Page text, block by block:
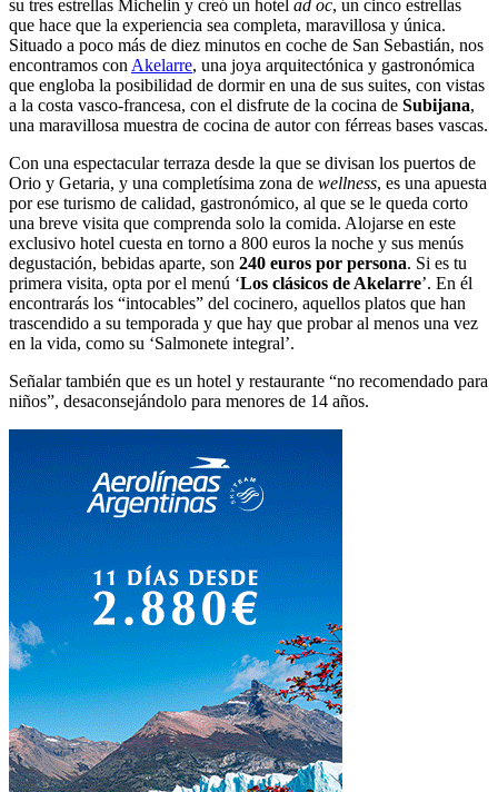
su tres estrellas Michelin y creó un hotel ad oc, un cinco estrellas
que hace que la experiencia sea completa, maravillosa y única.
Situado a poco más de diez minutos en coche de San Sebastián, nos
encontramos con Akelarre, una joya arquitectónica y gastronómica
que engloba la posibilidad de dormir en una de sus suites, con vistas
a la costa vasco-francesa, con el disfrute de la cocina de Subijana,
una maravillosa muestra de cocina de autor con férreas bases vascas.
Con una espectacular terraza desde la que se divisan los puertos de
Orio y Getaria, y una completísima zona de wellness, es una apuesta
por ese turismo de calidad, gastronómico, al que se le queda corto
una breve visita que comprenda solo la comida. Alojarse en este
exclusivo hotel cuesta en torno a 800 euros la noche y sus menús
degustación, bebidas aparte, son 240 euros por persona. Si es tu
primera visita, opta por el menú ‘Los clásicos de Akelarre’. En él
encontrarás los “intocables” del cocinero, aquellos platos que han
trascendido a su temporada y que hay que probar al menos una vez
en la vida, como su ‘Salmonete integral’.
Señalar también que es un hotel y restaurante “no recomendado para
niños”, desaconsejándolo para menores de 14 años.